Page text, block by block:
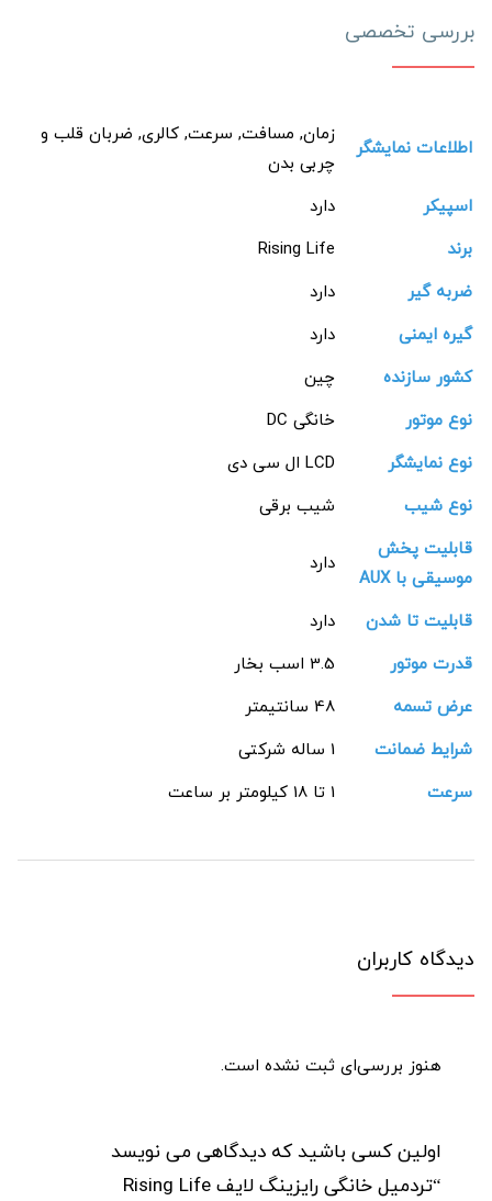
بررسی تخصصی
اطلاعات نمایشگر
زمان, مسافت, سرعت, کالری, ضربان قلب و
چربی بدن
اسپیکر
دارد
برند
Rising Life
ضربه گیر
دارد
گیره ایمنی
دارد
کشور سازنده
چین
نوع موتور
خانگی DC
نوع نمایشگر
LCD ال سی دی
نوع شیب
شیب برقی
قابلیت پخش
موسیقی با AUX
دارد
قابلیت تا شدن
دارد
قدرت موتور
3.5 اسب بخار
عرض تسمه
48 سانتیمتر
شرایط ضمانت
1 ساله شرکتی
سرعت
1 تا 18 کیلومتر بر ساعت
دیدگاه کاربران
هنوز بررسی‌ای ثبت نشده است.
اولین کسی باشید که دیدگاهی می نویسد
“تردمیل خانگی رایزینگ لایف Rising Life